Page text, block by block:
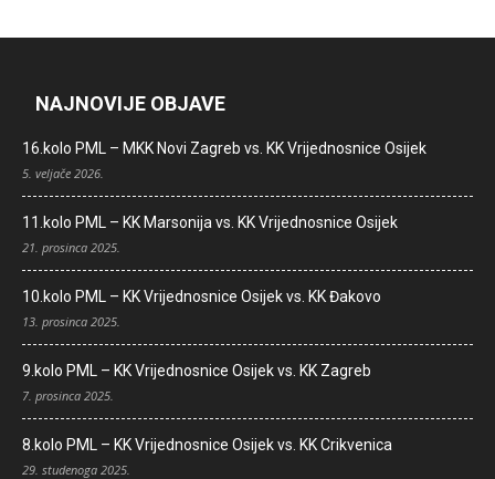
NAJNOVIJE OBJAVE
16.kolo PML – MKK Novi Zagreb vs. KK Vrijednosnice Osijek
5. veljače 2026.
11.kolo PML – KK Marsonija vs. KK Vrijednosnice Osijek
21. prosinca 2025.
10.kolo PML – KK Vrijednosnice Osijek vs. KK Đakovo
13. prosinca 2025.
9.kolo PML – KK Vrijednosnice Osijek vs. KK Zagreb
7. prosinca 2025.
8.kolo PML – KK Vrijednosnice Osijek vs. KK Crikvenica
29. studenoga 2025.